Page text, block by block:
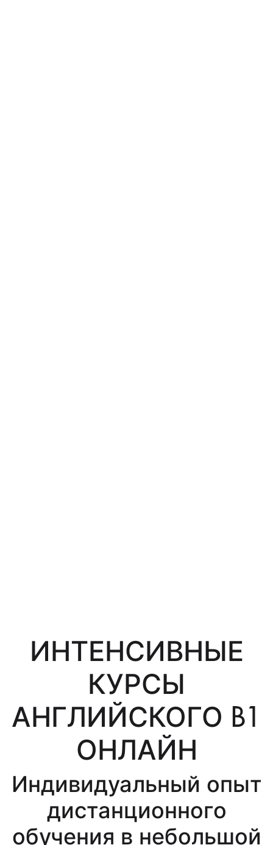
ИНТЕНСИВНЫЕ
КУРСЫ
АНГЛИЙСКОГО B1
ОНЛАЙН
Индивидуальный опыт
дистанционного
обучения в небольшой